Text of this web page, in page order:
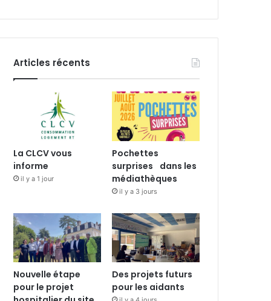
Articles récents
La CLCV vous
informe
il y a 1 jour
Pochettes
surprises dans les
médiathèques
il y a 3 jours
Nouvelle étape
pour le projet
Des projets futurs
pour les aidants